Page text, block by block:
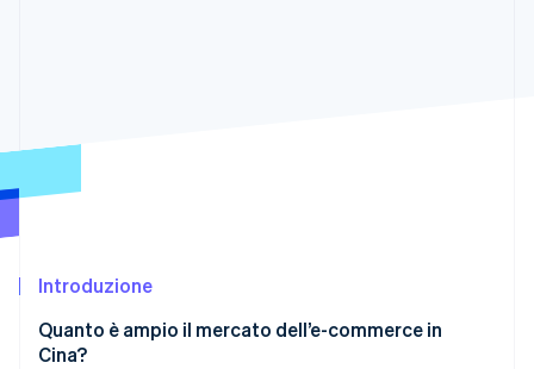
Climate
Introduzione
Quanto è ampio il mercato dell’e-commerce in
Cina?